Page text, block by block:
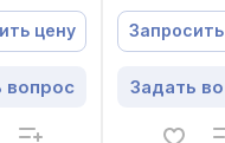
цену
вопрос Задать